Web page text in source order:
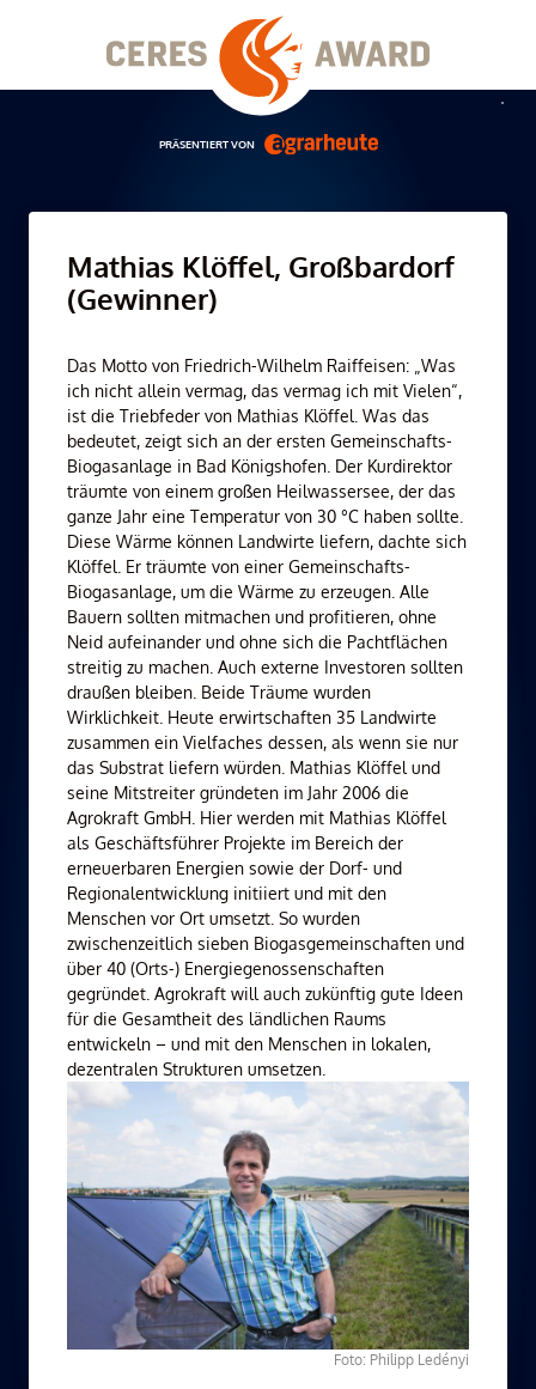
PRÄSENTIERT VON
Mathias Klöffel, Großbardorf
(Gewinner)
Das Motto von Friedrich-Wilhelm Raiffeisen: „Was
ich nicht allein vermag, das vermag ich mit Vielen“,
ist die Triebfeder von Mathias Klöffel. Was das
bedeutet, zeigt sich an der ersten Gemeinschafts-
Biogasanlage in Bad Königshofen. Der Kurdirektor
träumte von einem großen Heilwassersee, der das
ganze Jahr eine Temperatur von 30 °C haben sollte.
Diese Wärme können Landwirte liefern, dachte sich
Klöffel. Er träumte von einer Gemeinschafts-
Biogasanlage, um die Wärme zu erzeugen. Alle
Bauern sollten mitmachen und profitieren, ohne
Neid aufeinander und ohne sich die Pachtflächen
streitig zu machen. Auch externe Investoren sollten
draußen bleiben. Beide Träume wurden
Wirklichkeit. Heute erwirtschaften 35 Landwirte
zusammen ein Vielfaches dessen, als wenn sie nur
das Substrat liefern würden. Mathias Klöffel und
seine Mitstreiter gründeten im Jahr 2006 die
Agrokraft GmbH. Hier werden mit Mathias Klöffel
als Geschäftsführer Projekte im Bereich der
erneuerbaren Energien sowie der Dorf- und
Regionalentwicklung initiiert und mit den
Menschen vor Ort umsetzt. So wurden
zwischenzeitlich sieben Biogasgemeinschaften und
über 40 (Orts-) Energiegenossenschaften
gegründet. Agrokraft will auch zukünftig gute Ideen
für die Gesamtheit des ländlichen Raums
entwickeln – und mit den Menschen in lokalen,
dezentralen Strukturen umsetzen.
Foto: Philipp Ledényi